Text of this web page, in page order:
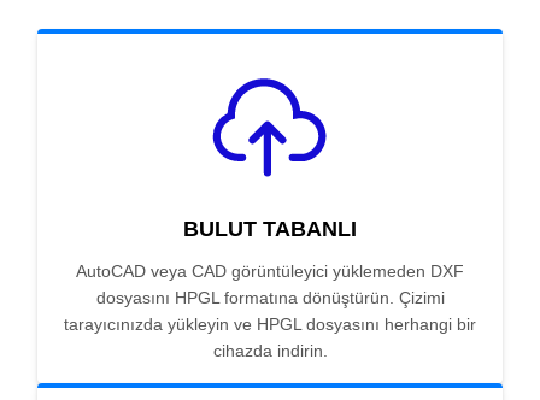
BULUT TABANLI
AutoCAD veya CAD görüntüleyici yüklemeden DXF
dosyasını HPGL formatına dönüştürün. Çizimi
tarayıcınızda yükleyin ve HPGL dosyasını herhangi bir
cihazda indirin.